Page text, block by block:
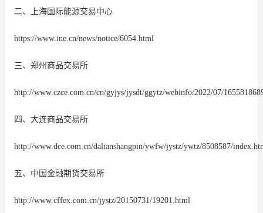
二、上海国际能源交易中心
https://www.ine.cn/news/notice/6054.html
三、郑州商品交易所
http://www.czce.com.cn/cn/gyjys/jysdt/ggytz/webinfo/2022/07/
四、大连商品交易所
http://www.dce.com.cn/dalianshangpin/ywfw/jystz/ywtz/8508587/
五、中国金融期货交易所
http://www.cffex.com.cn/jystz/20150731/19201.html